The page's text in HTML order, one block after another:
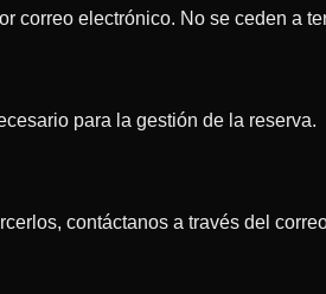
correo electrónico. No se ceden a
para la gestión de la reserva.
contáctanos a través del